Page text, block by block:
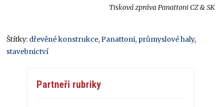
Tisková zpráva Panattoni CZ & SK
Štítky: dřevěné konstrukce,Panattoni, průmyslové haly,
stavebnictví
Partneři rubriky